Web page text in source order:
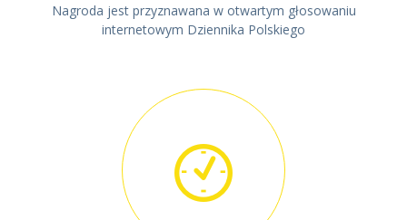
Nagroda jest przyznawana w otwartym głosowaniu
internetowym Dziennika Polskiego